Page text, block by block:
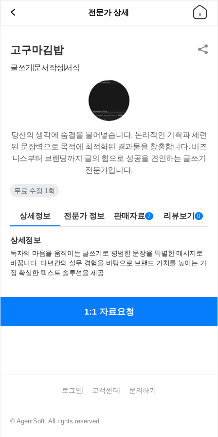
전문가 상세
고구마김밥
글쓰기 문서작성서식
당신의 생각에 숨결을 불어넣습니다. 논리적인 기획과 세련
된 문장력으로 목적에 최적화된 결과물을 창출합니다. 비즈
니스부터 브랜딩까지 글의 힘으로 성공을 견인하는 글쓰기
전문가입니다.
무료 수정 1회
상세정보 전문가 정보 판매자료 7 리뷰보기 0
상세정보
독자의 마음을 움직이는 글쓰기로 평범한 문장을 특별한 메시지로
바꿉니다. 다년간의 실무 경험을 바탕으로 브랜드 가치를 높이는 가
장 확실한 텍스트 솔루션을 제공
1:1 자료요청
로그인 고객센터 문의하기
© AgentSoft. All rights reserved.